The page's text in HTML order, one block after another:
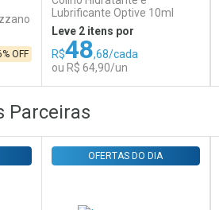
OFF
FECHAR
FECHAR
Lubrificante Optive 10ml
Leve 2 itens por
R$48,68/cada
ou R$ 64,90/un
Por Menos
Parceiras
OFERTAS DO DIA